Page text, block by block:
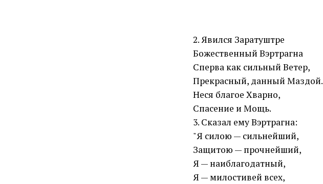
2. Явился Заратуштре
Божественный Вэртрагна
Сперва как сильный Ветер,
Прекрасный, данный Маздой.
Неся благое Хварно,
Спасение и Мощь.
3. Сказал ему Вэртрагна:
"Я силою — сильнейший,
Защитою — прочнейший,
Я — наиблагодатный,
Я — милостивей всех,